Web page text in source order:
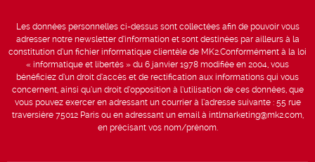
Les données personnelles ci-dessus sont collectées afin de pouvoir vous
adresser notre newsletter d’information et sont destinées par ailleurs à la
constitution d’un fichier informatique clientèle de MK2.Conformément à la loi
« informatique et libertés » du 6 janvier 1978 modifiée en 2004, vous
bénéficiez d’un droit d’accès et de rectification aux informations qui vous
concernent, ainsi qu’un droit d’opposition à l’utilisation de ces données, que
vous pouvez exercer en adressant un courrier à l’adresse suivante : 55 rue
traversière 75012 Paris ou en adressant un email à intlmarketing@mk2.com,
en précisant vos nom/prénom.